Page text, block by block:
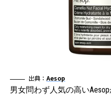
出典： Aesop
男女問わず人気の高い